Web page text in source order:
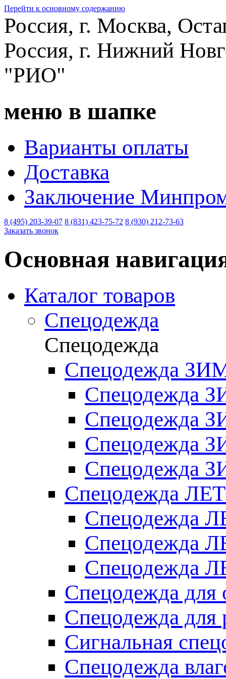
Перейти к основному содержанию
Россия, г. Москва,
Россия, г. Нижний
"РИО"
меню в шапке
Варианты оплаты
Доставка
Заключение
8 (495) 203-39-07 8 (831) 423-75-72 8 (930) 212-73-63
Заказать звонок
Основная
Каталог товаров
Спецодежда
Спецодежда
Спецодежда
Спецодежда
Спецодежда
Спецодежда
Спецодежда
Спецодежда
Спецодежда
Спецодежда
Спецодежда
Спецодежда для
Спецодежда для
Сигнальная
Спецодежда